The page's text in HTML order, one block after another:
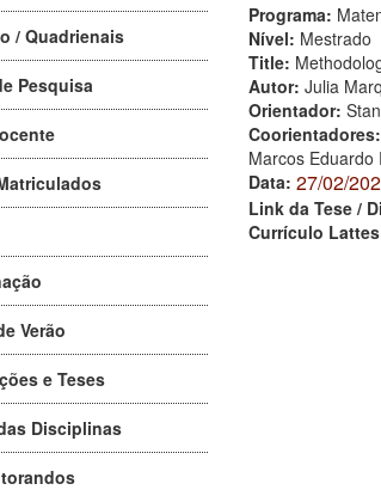
/ Quadrienais
Pesquisa
Verão
e Teses
Disciplinas
Programa:
Nível: Mestrado
Title:
Autor: Julia
Orientador:
Coorientadores:
Marcos Eduardo
Data: 27/02/
Link da Tese /
Currículo